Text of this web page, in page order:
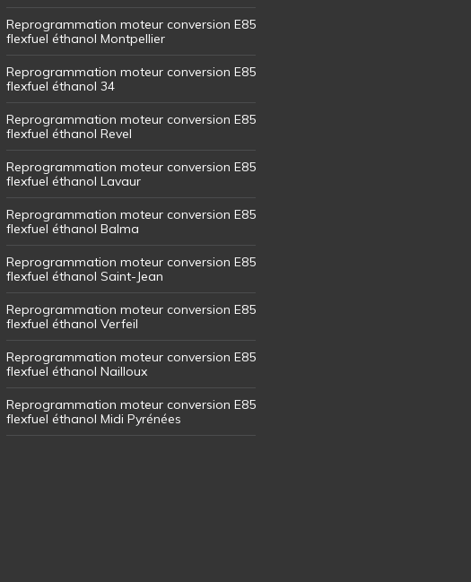
Reprogrammation moteur conversion E85
flexfuel éthanol Montpellier
Reprogrammation moteur conversion E85
flexfuel éthanol 34
Reprogrammation moteur conversion E85
flexfuel éthanol Revel
Reprogrammation moteur conversion E85
flexfuel éthanol Lavaur
Reprogrammation moteur conversion E85
flexfuel éthanol Balma
Reprogrammation moteur conversion E85
flexfuel éthanol Saint-Jean
Reprogrammation moteur conversion E85
flexfuel éthanol Verfeil
Reprogrammation moteur conversion E85
flexfuel éthanol Nailloux
Reprogrammation moteur conversion E85
flexfuel éthanol Midi Pyrénées